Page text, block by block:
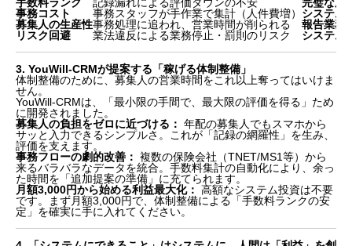
手数料ランク
記録漏れによる評価ダウンの不安
完璧な履
事務コスト
事務スタッフが手作業で集計（人件費増） システム
募集人の生産性事務処理に追われ、営業時間が削られる
報告業務
リスク回避
業法違反による業務停止・罰則のリスク システム
3. YouWill-CRMが提案する「稼げる体制整備」
体制整備のために、募集人の営業時間をこれ以上奪ってはいけま
せん。
YouWill-CRMは、「最小限の手間で、最大限の評価を得る」ため
に開発されました。
募集人の負担をゼロに近づける： 年配の募集人でもスマホから
サッと入力できるシンプルさ。これが「記録の網羅性」を生み、
評価を支えます。
事務フローの劇的改善： 複数の保険会社（TNET/MS1等）から
来るバラバラなデータを統合。手数料集計の自動化により、余っ
た時間を「追加提案の準備」に充てられます。
月額3,000円から始める利益最大化： 高額なシステム投資は不要
です。まず月額3,000円で、体制整備による「手数料ランクの安
定」を確実に手に入れてください。